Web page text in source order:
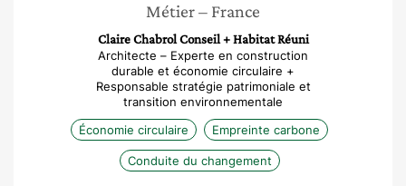
Métier– France
Claire Chabrol Conseil + Habitat Réuni
Architecte – Experte en construction
durable et économie circulaire +
Responsable stratégie patrimoniale et
transition environnementale
Économie circulaire
Empreinte carbone
Conduite du changement